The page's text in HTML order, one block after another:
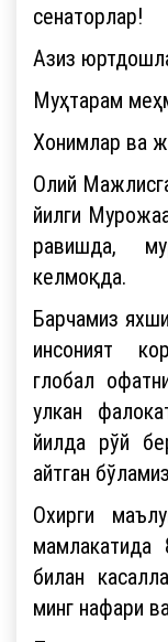
сенаторлар!
Азиз
Муҳтарам
Хонимлар ва
Олий
йилги
равишда,
келмоқда.
Барчамиз
инсоният
глобал
улкан
йилда рўй
айтган
Охирги
мамлакатида
билан
минг нафари